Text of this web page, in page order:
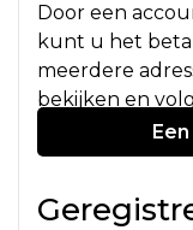
Door een
kunt u het
meerdere
bekijken en